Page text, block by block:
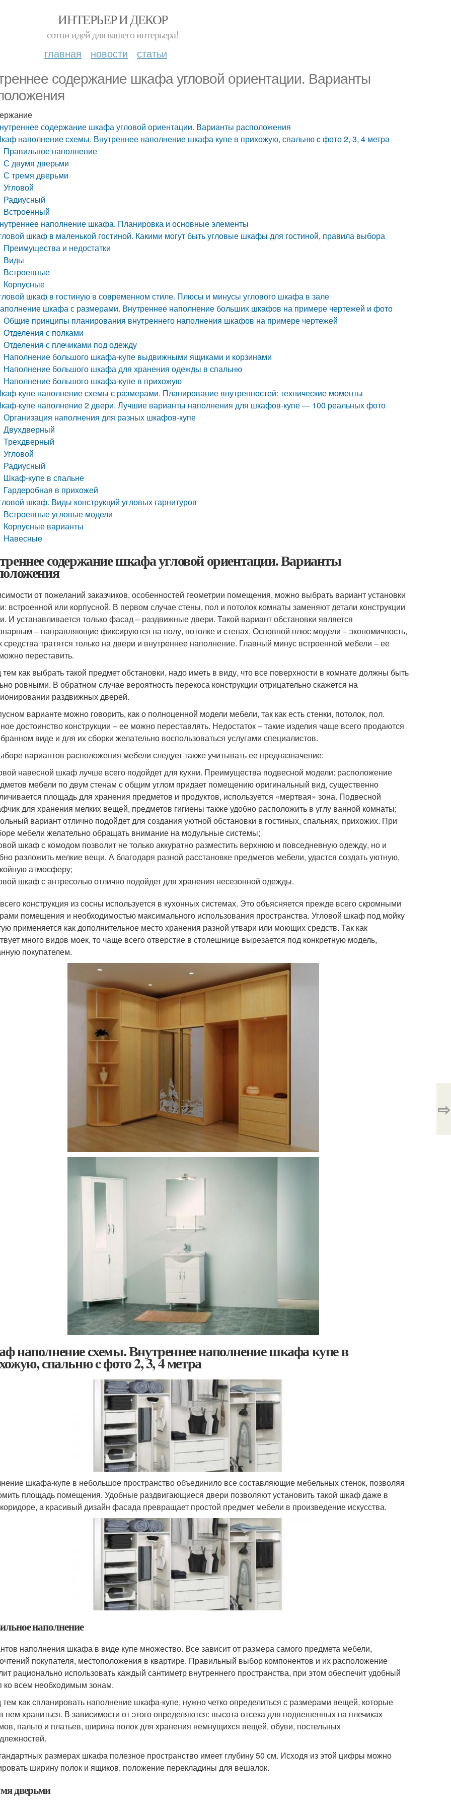
ИНТЕРЬЕР И ДЕКОР
сотни идей для вашего интерьера!
главная новости статьи
содержание шкафа угловой ориентации. Варианты
содержание шкафа угловой ориентации. Варианты расположения
наполнение схемы. Внутреннее наполнение шкафа купе в прихожую, спальню c фото 2, 3, 4 метра
Правильное наполнение
С двумя дверьми
С тремя дверьми
Угловой
Радиусный
Встроенный
наполнение шкафа. Планировка и основные элементы
шкаф в маленькой гостиной. Какими могут быть угловые шкафы для гостиной, правила выбора
Преимущества и недостатки
Виды
Встроенные
Корпусные
шкаф в гостиную в современном стиле. Плюсы и минусы углового шкафа в зале
шкафа с размерами. Внутреннее наполнение больших шкафов на примере чертежей и фото
Общие принципы планирования внутреннего наполнения шкафов на примере чертежей
Отделения с полками
Отделения с плечиками под одежду
Наполнение большого шкафа-купе выдвижными ящиками и корзинами
Наполнение большого шкафа для хранения одежды в спальню
Наполнение большого шкафа-купе в прихожую
купе наполнение схемы с размерами. Планирование внутренностей: технические моменты
купе наполнение 2 двери. Лучшие варианты наполнения для шкафов-купе — 100 реальных фото
Организация наполнения для разных шкафов-купе
Двухдверный
Трехдверный
Угловой
Радиусный
Шкаф-купе в спальне
Гардеробная в прихожей
шкаф. Виды конструкций угловых гарнитуров
Встроенные угловые модели
Корпусные варианты
Навесные
содержание шкафа угловой ориентации. Варианты
от пожеланий заказчиков, особенностей геометрии помещения, можно выбрать вариант установки
встроенной или корпусной. В первом случае стены, пол и потолок комнаты заменяют детали конструкции
И устанавливается только фасад – раздвижные двери. Такой вариант обстановки является
– направляющие фиксируются на полу, потолке и стенах. Основной плюс модели – экономичность,
средства тратятся только на двери и внутреннее наполнение. Главный минус встроенной мебели – ее
переставить.
как выбрать такой предмет обстановки, надо иметь в виду, что все поверхности в комнате должны быть
ровными. В обратном случае вероятность перекоса конструкции отрицательно скажется на
раздвижных дверей.
варианте можно говорить, как о полноценной модели мебели, так как есть стенки, потолок, пол.
достоинство конструкции – ее можно переставлять. Недостаток – такие изделия чаще всего продаются
виде и для их сборки желательно воспользоваться услугами специалистов.
вариантов расположения мебели следует также учитывать ее предназначение:
навесной шкаф лучше всего подойдет для кухни. Преимущества подвесной модели: расположение
мебели по двум стенам с общим углом придает помещению оригинальный вид, существенно
площадь для хранения предметов и продуктов, используется «мертвая» зона. Подвесной
для хранения мелких вещей, предметов гигиены также удобно расположить в углу ванной комнаты;
вариант отлично подойдет для создания уютной обстановки в гостиных, спальнях, прихожих. При
мебели желательно обращать внимание на модульные системы;
шкаф с комодом позволит не только аккуратно разместить верхнюю и повседневную одежду, но и
разложить мелкие вещи. А благодаря разной расстановке предметов мебели, удастся создать уютную,
атмосферу;
шкаф с антресолью отлично подойдет для хранения несезонной одежды.
конструкция из сосны используется в кухонных системах. Это объясняется прежде всего скромными
помещения и необходимостью максимального использования пространства. Угловой шкаф под мойку
применяется как дополнительное место хранения разной утвари или моющих средств. Так как
много видов моек, то чаще всего отверстие в столешнице вырезается под конкретную модель,
покупателем.
наполнение схемы. Внутреннее наполнение шкафа купе в
спальню c фото 2, 3, 4 метра
шкафа-купе в небольшое пространство объединило все составляющие мебельных стенок, позволяя
площадь помещения. Удобные раздвигающиеся двери позволяют установить такой шкаф даже в
а красивый дизайн фасада превращает простой предмет мебели в произведение искусства.
наполнение
наполнения шкафа в виде купе множество. Все зависит от размера самого предмета мебели,
покупателя, местоположения в квартире. Правильный выбор компонентов и их расположение
рационально использовать каждый сантиметр внутреннего пространства, при этом обеспечит удобный
ко всем необходимым зонам.
как спланировать наполнение шкафа-купе, нужно четко определиться с размерами вещей, которые
нем храниться. В зависимости от этого определяются: высота отсека для подвешенных на плечиках
пальто и платьев, ширина полок для хранения немнущихся вещей, обуви, постельных
размерах шкафа полезное пространство имеет глубину 50 см. Исходя из этой цифры можно
ширину полок и ящиков, положение перекладины для вешалок.
дверьми
⇨